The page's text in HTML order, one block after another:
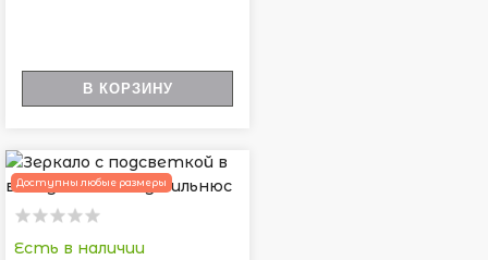
В КОРЗИНУ
Доступны любые размеры
Есть в наличии